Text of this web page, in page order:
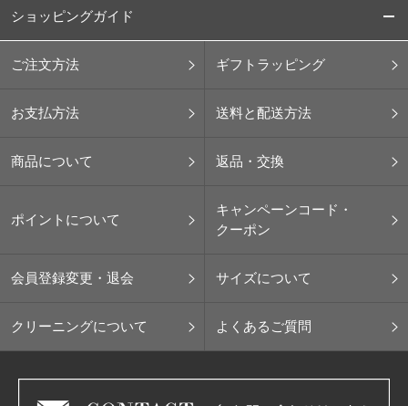
ショッピングガイド
ご注文方法 ギフトラッピング
お支払方法 送料と配送方法
商品について 返品・交換
ポイントについて
キャンペーンコード・
クーポン
会員登録変更・退会 サイズについて
クリーニングについて よくあるご質問